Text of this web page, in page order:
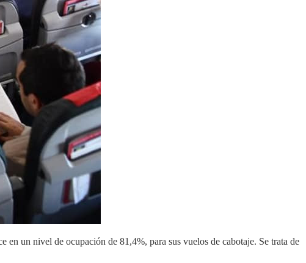
un nivel de ocupación de 81,4%, para sus vuelos de cabotaje. Se trata de